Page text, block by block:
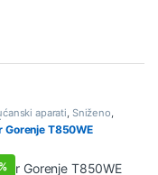
aparati, Sniženo,
Gorenje T850WE